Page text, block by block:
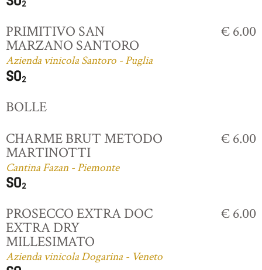
PRIMITIVO SAN
MARZANO SANTORO
Azienda vinicola Santoro - Puglia
€ 6.00
BOLLE
CHARME BRUT METODO
MARTINOTTI
Cantina Fazan - Piemonte
€ 6.00
PROSECCO EXTRA DOC
EXTRA DRY
MILLESIMATO
Azienda vinicola Dogarina - Veneto
€ 6.00